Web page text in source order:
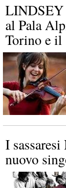
al Pala
Torino e il
I
nuovo